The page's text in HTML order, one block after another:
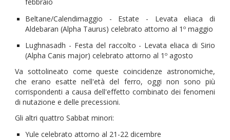
Beltane/Calendimaggio - Estate - Levata eliaca di
Aldebaran (Alpha Taurus) celebrato attorno al 1º maggio
Lughnasadh - Festa del raccolto - Levata eliaca di Sirio
(Alpha Canis major) celebrato attorno al 1º agosto
Va sottolineato come queste coincidenze astronomiche,
che erano esatte nell'età del ferro, oggi non sono più
corrispondenti a causa dell'effetto combinato dei fenomeni
di nutazione e delle precessioni.
Gli altri quattro Sabbat minori:
Yule celebrato attorno al 21-22 dicembre